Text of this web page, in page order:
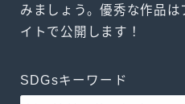
みましょう。優秀な作品
イトで公開します！
SDGsキーワード